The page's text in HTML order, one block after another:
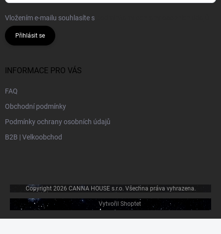
Vložením e-mailu souhlasíte s
Přihlásit se
INFORMACE PRO VÁS
FAQ
Obchodní podmínky
Podmínky ochrany osobních údajů
B2B | Velkoobchod
Vytvořil Shoptet
Copyright 2026 CANNA HOUSE s.r.o. Všechna práva vyhrazena.